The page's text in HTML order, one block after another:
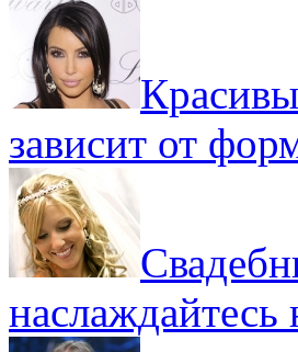
зависит от